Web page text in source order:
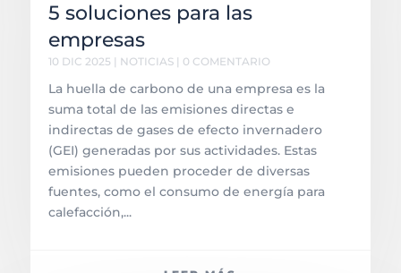
5 soluciones para las
empresas
10 DIC 2025 | NOTICIAS| 0 COMENTARIO
La huella de carbono de una empresa es la
suma total de las emisiones directas e
indirectas de gases de efecto invernadero
(GEI) generadas por sus actividades. Estas
emisiones pueden proceder de diversas
fuentes, como el consumo de energía para
calefacción,...